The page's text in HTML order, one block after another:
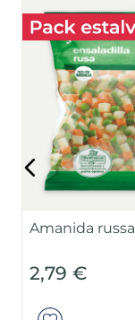
Amanida russa
2,79 €